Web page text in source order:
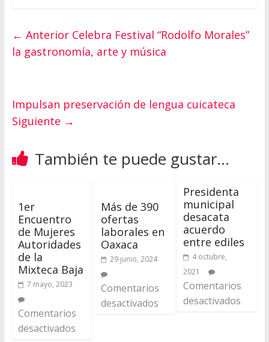
← AnteriorCelebra Festival “Rodolfo Morales”
la gastronomía, arte y música
Impulsan preservación de lengua cuicateca
Siguiente →
También te puede gustar...
1er
Encuentro
de Mujeres
Autoridades
de la
Mixteca Baja
7 mayo, 2023
Comentarios
desactivados
Más de 390
ofertas
laborales en
Oaxaca
29 junio, 2024
Comentarios
desactivados
Presidenta
municipal
desacata
acuerdo
entre ediles
4 octubre,
2021
Comentarios
desactivados